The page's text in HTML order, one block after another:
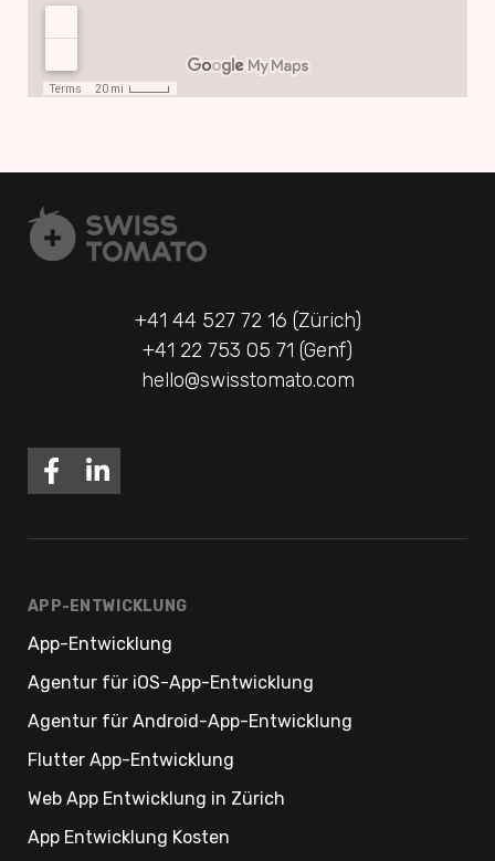
+41 44 527 72 16 (Zürich)
+41 22 753 05 71 (Genf)
hello@swisstomato.com
APP-ENTWICKLUNG
App-Entwicklung
Agentur für iOS-App-Entwicklung
Agentur für Android-App-Entwicklung
Flutter App-Entwicklung
Web App Entwicklung in Zürich
App Entwicklung Kosten